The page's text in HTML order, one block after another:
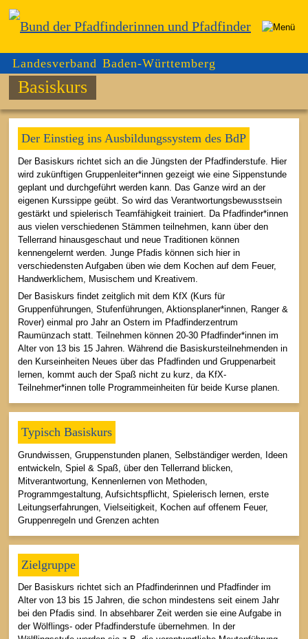
Landesverband Baden-Württemberg
Basiskurs
Der Einstieg ins Ausbildungssystem des BdP
Der Basiskurs richtet sich an die Jüngsten der Pfadfinderstufe. Hier
wird zukünftigen Gruppenleiter*innen gezeigt wie eine Sippenstunde
geplant und durchgeführt werden kann. Das Ganze wird an der
eigenen Kurssippe geübt. So wird das Verantwortungsbewusstsein
gestärkt und spielerisch Teamfähigkeit trainiert. Da Pfadfinder*innen
aus vielen verschiedenen Stämmen teilnehmen, kann über den
Tellerrand hinausgeschaut und neue Traditionen können
kennengelernt werden. Junge Pfadis können sich hier in
verschiedensten Aufgaben üben wie dem Kochen auf dem Feuer,
Handwerklichem, Musischem und Kreativem.
Der Basiskurs findet zeitglich mit dem KfX (Kurs für
Gruppenführungen, Stufenführungen, Aktionsplaner*innen, Ranger &
Rover) einmal pro Jahr an Ostern im Pfadfinderzentrum
Raumünzach statt. Teilnehmen können 20-30 Pfadfinder*innen im
Alter von 13 bis 15 Jahren. Während die Basiskursteilnehmenden in
den Kurseinheiten Neues über das Pfadfinden und Gruppenarbeit
lernen, kommt auch der Spaß nicht zu kurz, da KfX-
Teilnehmer*innen tolle Programmeinheiten für beide Kurse planen.
Typisch Basiskurs
Grundwissen, Gruppenstunden planen, Selbständiger werden, Ideen
entwickeln, Spiel & Spaß, über den Tellerrand blicken,
Mitverantwortung, Kennenlernen von Methoden,
Programmgestaltung, Aufsichtspflicht, Spielerisch lernen, erste
Leitungserfahrungen, Vielseitigkeit, Kochen auf offenem Feuer,
Gruppenregeln und Grenzen achten
Zielgruppe
Der Basiskurs richtet sich an Pfadfinderinnen und Pfadfinder im
Alter von 13 bis 15 Jahren, die schon mindestens seit einem Jahr
bei den Pfadis sind. In absehbarer Zeit werden sie eine Aufgabe in
der Wölflings- oder Pfadfinderstufe übernehmen. In der